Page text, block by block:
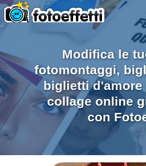
Modifica le
fotomontaggi,
biglietti
collage online
con